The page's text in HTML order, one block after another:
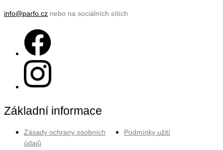
info@parfo.cz nebo na sociálních sítích
Základní informace
Zásady ochrany osobních
údajů
Podmínky užití